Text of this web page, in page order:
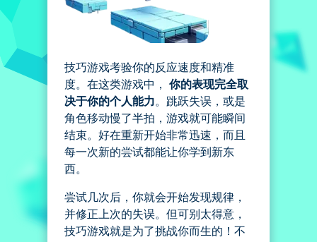
技巧游戏考验你的反应速度和精准
度。在这类游戏中， 你的表现完全取
决于你的个人能力。跳跃失误，或是
角色移动慢了半拍，游戏就可能瞬间
结束。好在重新开始非常迅速，而且
每一次新的尝试都能让你学到新东
西。
尝试几次后，你就会开始发现规律，
并修正上次的失误。但可别太得意，
技巧游戏就是为了挑战你而生的！不